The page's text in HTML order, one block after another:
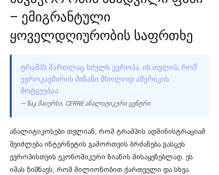
– ემიგრანტული
ყოველდღიურობის საფრთხე
ᲢᲠᲐᲛᲞᲡ ᲛᲐᲠᲗᲚᲐᲪ ᲡᲫᲣᲚᲡ ᲔᲕᲠᲝᲞᲐ. ᲘᲡ ᲗᲕᲚᲘᲡ, ᲠᲝᲛ
ᲔᲕᲠᲝᲙᲐᲕᲨᲘᲠᲘᲡ ᲛᲘᲖᲐᲜᲘ ᲛᲮᲝᲚᲝᲓ ᲐᲛᲔᲠᲘᲙᲘᲡ
ᲛᲝᲢᲧᲣᲔᲑᲐᲐ
— ზაკ მაიერსი, CERRE ანალიტიკური ცენტრი
ანალიტიკოსები თვლიან, რომ ტრამპის ადმინისტრაციამ
შეიძლება ინტერნეტის გამორთვის ბრძანება გასცეს
ევროპისთვის ეკონომიკური ზიანის მისაყენებლად. ეს
იმას ნიშნავს, რომ მილიონობით ქართველი და სხვა